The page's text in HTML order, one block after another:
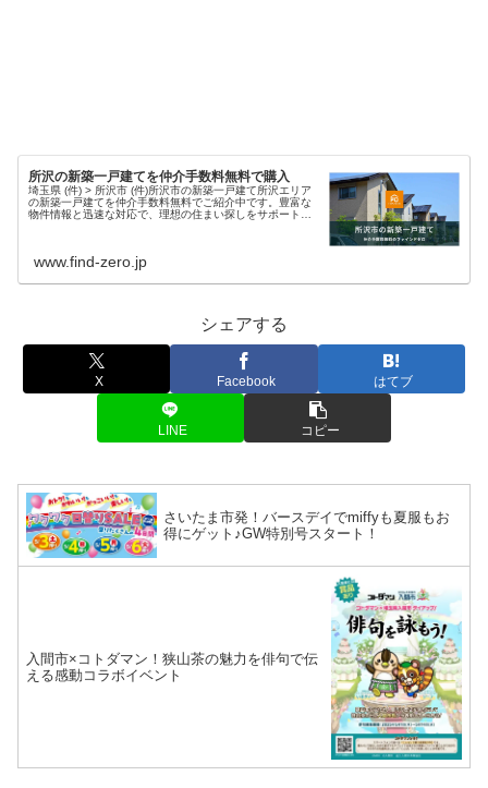
所沢の新築一戸建てを仲介手数料無料で購入
埼玉県 (件) > 所沢市 (件)所沢市の新築一戸建て所沢エリア
の新築一戸建てを仲介手数料無料でご紹介中です。豊富な
物件情報と迅速な対応で、理想の住まい探しをサポートし
www.find-zero.jp
シェアする
X Facebook はてブ
LINE コピー
さいたま市発！バースデイでmiffyも夏服もお
得にゲット♪GW特別号スタート！
入間市×コトダマン！狭山茶の魅力を俳句で伝
える感動コラボイベント